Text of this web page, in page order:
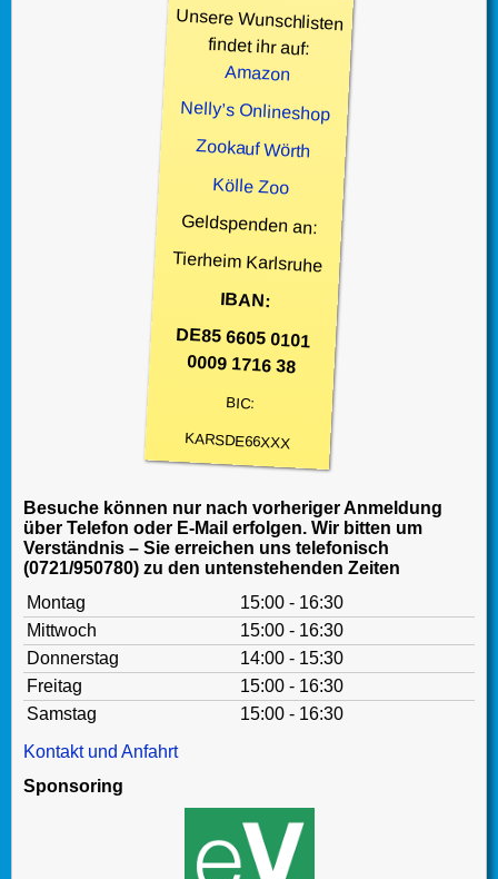
Unsere Wunschlisten
findet ihr auf:
Amazon
Nelly’s Onlineshop
Zookauf Wörth
Kölle Zoo
Geldspenden an:
Tierheim Karlsruhe
IBAN:
DE85 6605 0101
0009 1716 38
BIC:
KARSDE66XXX
Besuche können nur nach vorheriger Anmeldung
über Telefon oder E-Mail erfolgen. Wir bitten um
Verständnis – Sie erreichen uns telefonisch
(0721/950780) zu den untenstehenden Zeiten
Montag
15:00 - 16:30
Mittwoch
15:00 - 16:30
Donnerstag
14:00 - 15:30
Freitag
15:00 - 16:30
Samstag
15:00 - 16:30
Kontakt und Anfahrt
Sponsoring